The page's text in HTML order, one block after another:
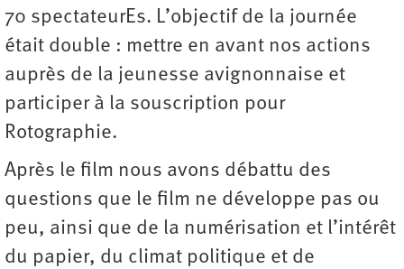
70 spectateurEs. L’objectif de la journée
était double : mettre en avant nos actions
auprès de la jeunesse avignonnaise et
participer à la souscription pour
Rotographie.
Après le film nous avons débattu des
questions que le film ne développe pas ou
peu, ainsi que de la numérisation et l’intérêt
du papier, du climat politique et de